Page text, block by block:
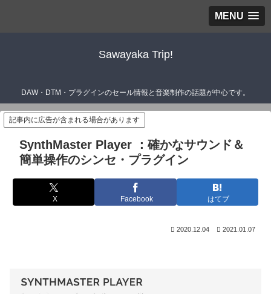
MENU
Sawayaka Trip!
DAW・DTM・プラグインのセール情報と音楽制作の話題が中心です。
記事内に広告が含まれる場合があります
SynthMaster Player ：確かなサウンド＆
簡単操作のシンセ・プラグイン
X Facebook はてブ
2020.12.04 2021.01.07